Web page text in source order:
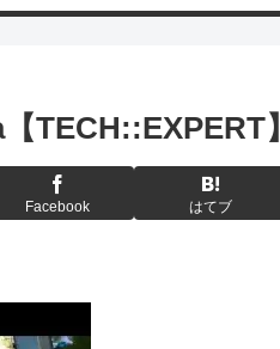
TECH::EXPERT】
Facebook はてブ